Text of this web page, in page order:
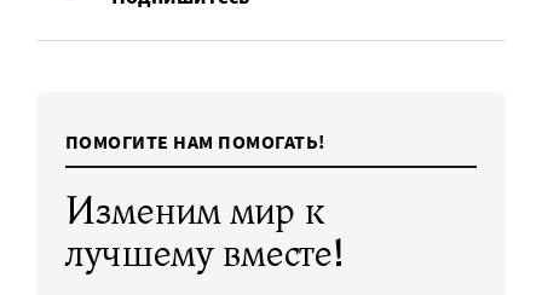
ПОМОГИТЕ НАМ ПОМОГАТЬ!
Изменим мир к
лучшему вместе!